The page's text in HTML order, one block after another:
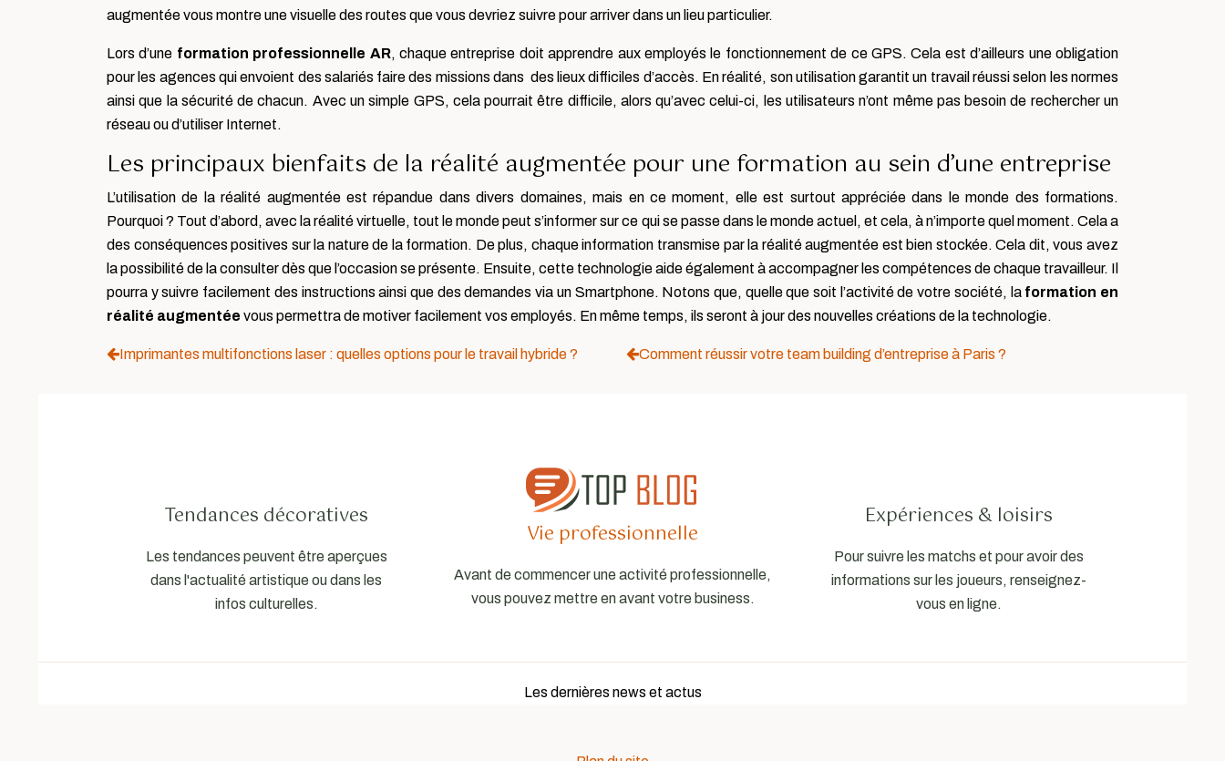
augmentée vous montre une visuelle des routes que vous devriez suivre pour arriver dans un lieu particulier.
Lors d’une formation professionnelle AR, chaque entreprise doit apprendre aux employés le fonctionnement de ce GPS. Cela est d’ailleurs une obligation
pour les agences qui envoient des salariés faire des missions dans des lieux difficiles d’accès. En réalité, son utilisation garantit un travail réussi selon les normes
ainsi que la sécurité de chacun. Avec un simple GPS, cela pourrait être difficile, alors qu’avec celui-ci, les utilisateurs n’ont même pas besoin de rechercher un
réseau ou d’utiliser Internet.
Les principaux bienfaits de la réalité augmentée pour une formation au sein d’une entreprise
L’utilisation de la réalité augmentée est répandue dans divers domaines, mais en ce moment, elle est surtout appréciée dans le monde des formations.
Pourquoi ? Tout d’abord, avec la réalité virtuelle, tout le monde peut s’informer sur ce qui se passe dans le monde actuel, et cela, à n’importe quel moment. Cela a
des conséquences positives sur la nature de la formation. De plus, chaque information transmise par la réalité augmentée est bien stockée. Cela dit, vous avez
la possibilité de la consulter dès que l’occasion se présente. Ensuite, cette technologie aide également à accompagner les compétences de chaque travailleur. Il
pourra y suivre facilement des instructions ainsi que des demandes via un Smartphone. Notons que, quelle que soit l’activité de votre société, la formation en
réalité augmentée vous permettra de motiver facilement vos employés. En même temps, ils seront à jour des nouvelles créations de la technologie.
Imprimantes multifonctions laser : quelles options pour le travail hybride ? Comment réussir votre team building d’entreprise à Paris ?
Tendances décoratives
Les tendances peuvent être aperçues
dans l'actualité artistique ou dans les
infos culturelles.
Vie professionnelle
Avant de commencer une activité professionnelle,
vous pouvez mettre en avant votre business.
Expériences & loisirs
Pour suivre les matchs et pour avoir des
informations sur les joueurs, renseignez-
vous en ligne.
Les dernières news et actus